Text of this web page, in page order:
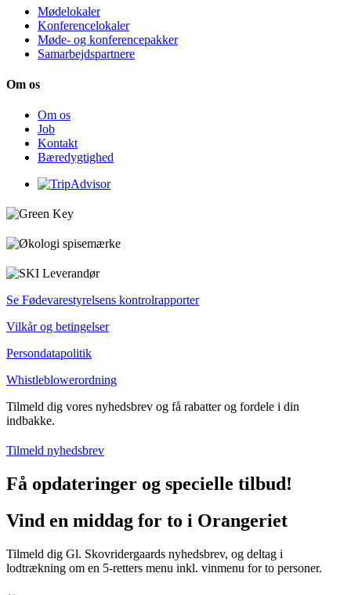
Mødelokaler
Konference­lokaler
Møde- og konference­pakker
Samarbejdspartnere
Om os
Om os
Job
Kontakt
Bæredygtighed
Se Fødevarestyrelsens kontrolrapporter
Vilkår og betingelser
Persondatapolitik
Whistleblowerordning
Tilmeld dig vores nyhedsbrev og få rabatter og fordele i din
indbakke.
Tilmeld nyhedsbrev
Få opdateringer og specielle tilbud!
Vind en middag for to i Orangeriet
Tilmeld dig Gl. Skovridergaards nyhedsbrev, og deltag i
lodtrækning om en 5-retters menu inkl. vinmenu for to personer.